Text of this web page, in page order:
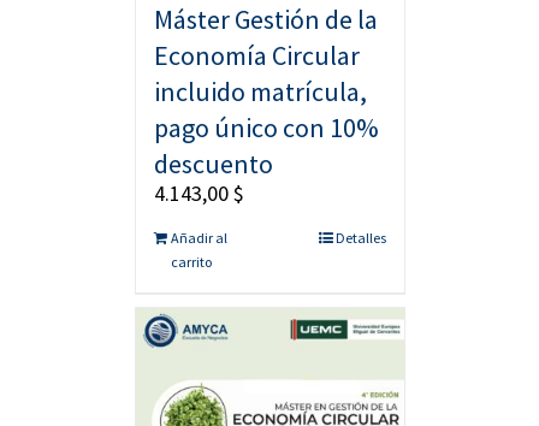
Máster Gestión de la
Economía Circular
incluido matrícula,
pago único con 10%
descuento
4.143,00$
Añadir al
carrito
Detalles